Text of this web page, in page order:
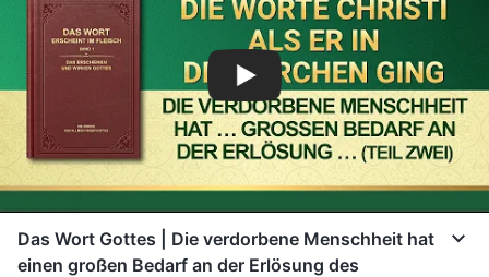
Das Wort Gottes | Die verdorbene Menschheit hat
einen großen Bedarf an der Erlösung des